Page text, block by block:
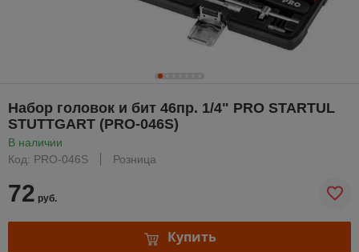
Набор головок и бит 46пр. 1/4" PRO STARTUL
STUTTGART (PRO-046S)
В наличии
Код: PRO-046S
Розница
72 руб.
Купить